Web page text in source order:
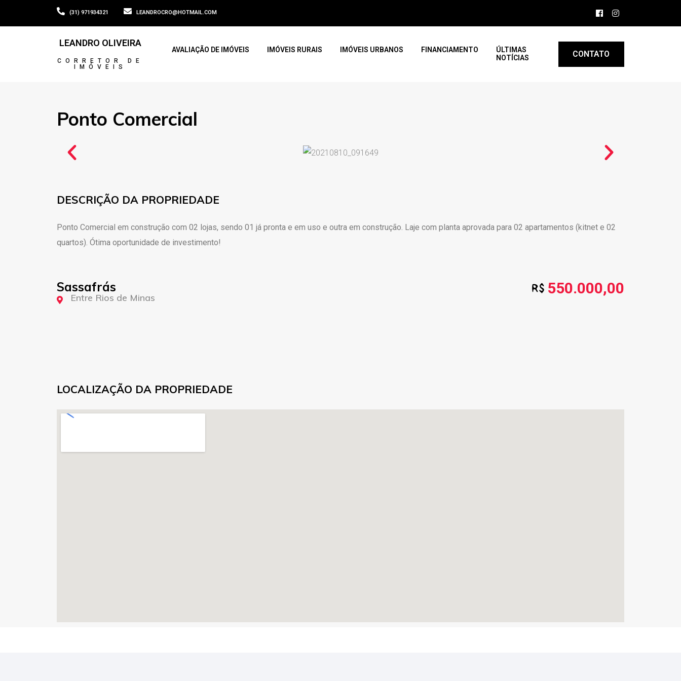
(31) 971934321 LEANDROCRO@HOTMAIL.COM
LEANDRO OLIVEIRA
CORRETOR DE
IMÓVEIS
AVALIAÇÃO DE IMÓVEIS IMÓVEIS RURAIS IMÓVEIS URBANOS FINANCIAMENTO
ÚLTIMAS
NOTÍCIAS
CONTATO
Ponto Comercial
DESCRIÇÃO DA PROPRIEDADE
Ponto Comercial em construção com 02 lojas, sendo 01 já pronta e em uso e outra em construção. Laje com planta aprovada para 02 apartamentos (kitnet e 02
quartos). Ótima oportunidade de investimento!
Sassafrás
Entre Rios de Minas
550.000,00
LOCALIZAÇÃO DA PROPRIEDADE